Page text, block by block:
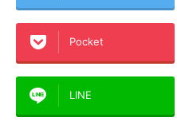
Pocket
LINE